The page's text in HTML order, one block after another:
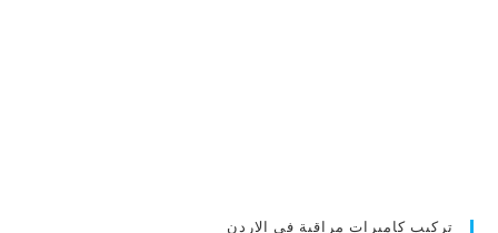
تركيب كاميرات مراقبة في الاردن